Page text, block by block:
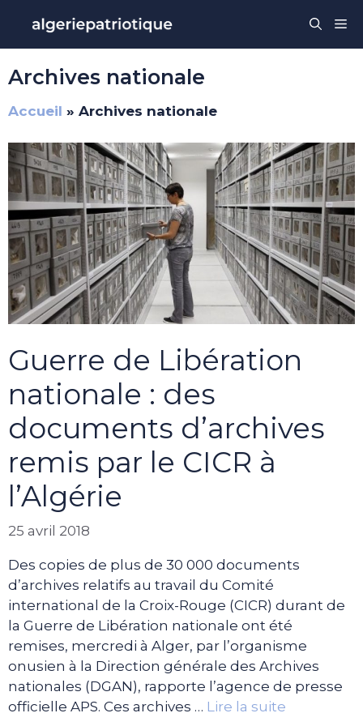
contenu
Archives nationale
Accueil » Archives nationale
Guerre de Libération
nationale : des
documents d’archives
remis par le CICR à
l’Algérie
25 avril 2018
Des copies de plus de 30 000 documents
d’archives relatifs au travail du Comité
international de la Croix-Rouge (CICR) durant de
la Guerre de Libération nationale ont été
remises, mercredi à Alger, par l’organisme
onusien à la Direction générale des Archives
nationales (DGAN), rapporte l’agence de presse
officielle APS. Ces archives … Lire la suite